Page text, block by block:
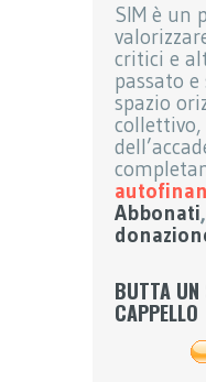
SIM è un
critici e
passato
spazio
Abbonati,
BUTTA UN
CAPPELLO